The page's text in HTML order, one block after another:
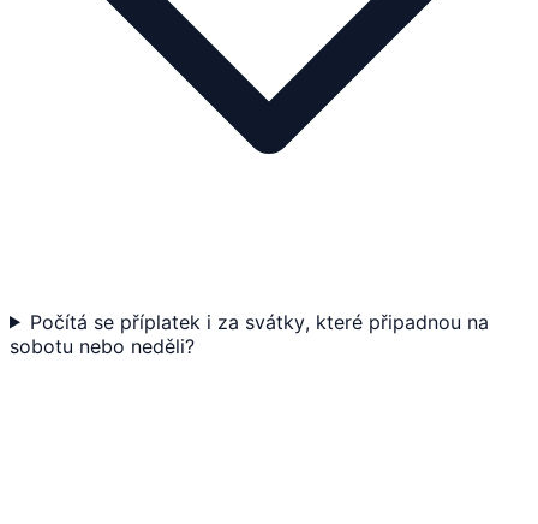
Počítá se příplatek i za svátky, které připadnou na
sobotu nebo neděli?